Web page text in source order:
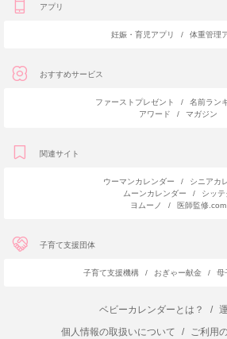
アプリ
妊娠・育児アプリ / 体重管理
おすすめサービス
ファーストプレゼント /
名前ラン
アワード
/ マガジン
関連サイト
ウーマンカレンダー /
シニアカ
ムーンカレンダー
/
シッテ
ヨムーノ
/ 医師監修.com
子育て支援団体
子育て支援機構 / おぎゃー献金 / 母
ベビーカレンダーとは？ /
個人情報の取扱いについて
/
ご利用